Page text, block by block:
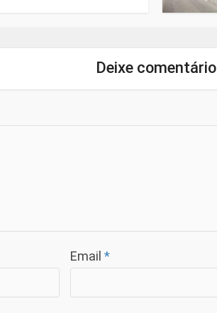
Deixe comentário
Email *